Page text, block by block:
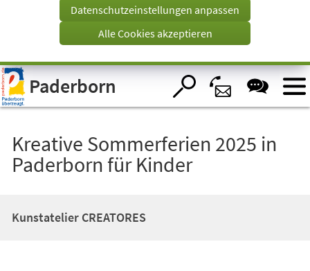
Visuelle
Assistenzsoftware
öffnen.
Tab)
Datenschutzeinstellungen anpassen
Alle Cookies akzeptieren
Paderborn
Kreative Sommerferien 2025 in
Paderborn für Kinder
Kunstatelier CREATORES